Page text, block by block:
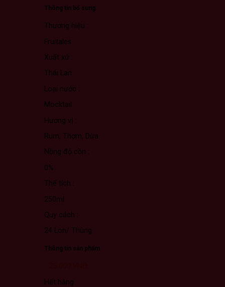
Thông tin bổ sung
Thương hiệu :
Fruitales
Xuất xứ :
Thái Lan
Loại nước :
Mocktail
Hương vị :
Rum, Thơm, Dừa
Nồng độ cồn :
0%
Thể tích :
250ml
Quy cách :
24 Lon/ Thùng
Thông tin sản phẩm
Hết hàng